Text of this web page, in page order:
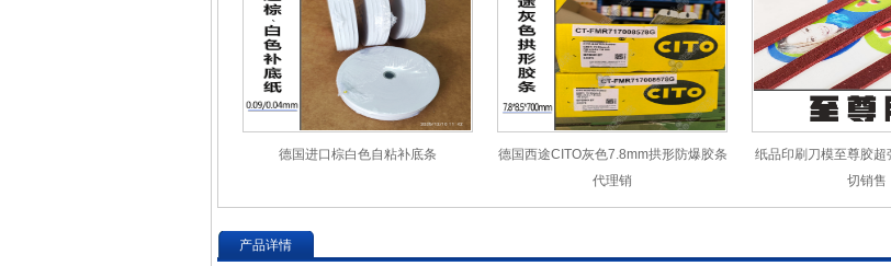
德国进口棕白色自粘补底条
德国西途CITO灰色7.8mm拱形防爆胶条
代理销
纸品印刷刀模至尊胶超
切销售
产品详情